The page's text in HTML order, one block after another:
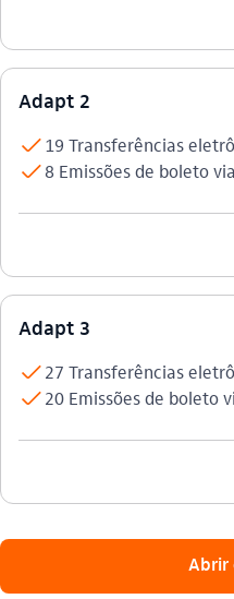
Adapt 2
check19 Transferências
check8 Emissões de boleto
Adapt 3
check27 Transferências
check20 Emissões de boleto
Abrir